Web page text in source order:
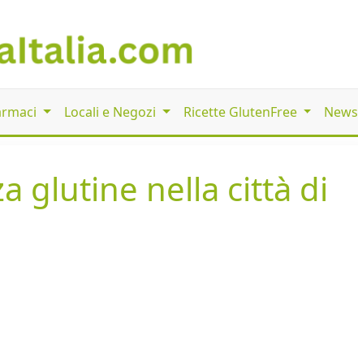
Locali e Negozi Ricette GlutenFree News
glutine nella città di